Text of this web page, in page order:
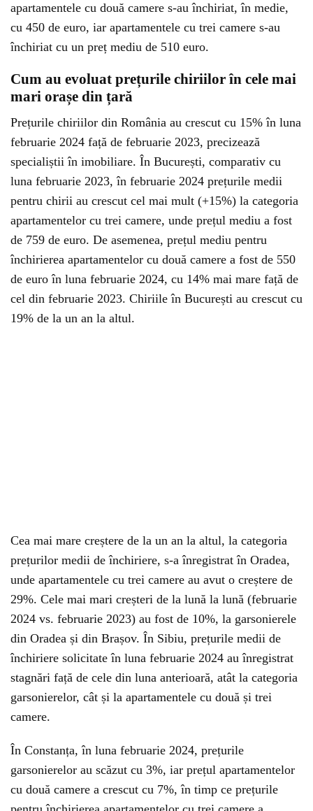
apartamentele cu două camere s-au închiriat, în medie,
cu 450 de euro, iar apartamentele cu trei camere s-au
închiriat cu un preț mediu de 510 euro.
Cum au evoluat prețurile chiriilor în cele mai
mari orașe din țară
Prețurile chiriilor din România au crescut cu 15% în luna
februarie 2024 față de februarie 2023, precizează
specialiștii în imobiliare. În București, comparativ cu
luna februarie 2023, în februarie 2024 prețurile medii
pentru chirii au crescut cel mai mult (+15%) la categoria
apartamentelor cu trei camere, unde prețul mediu a fost
de 759 de euro. De asemenea, prețul mediu pentru
închirierea apartamentelor cu două camere a fost de 550
de euro în luna februarie 2024, cu 14% mai mare față de
cel din februarie 2023. Chiriile în București au crescut cu
19% de la un an la altul.
Cea mai mare creștere de la un an la altul, la categoria
prețurilor medii de închiriere, s-a înregistrat în Oradea,
unde apartamentele cu trei camere au avut o creștere de
29%. Cele mai mari creșteri de la lună la lună (februarie
2024 vs. februarie 2023) au fost de 10%, la garsonierele
din Oradea și din Brașov. În Sibiu, prețurile medii de
închiriere solicitate în luna februarie 2024 au înregistrat
stagnări față de cele din luna anterioară, atât la categoria
garsonierelor, cât și la apartamentele cu două și trei
camere.
În Constanța, în luna februarie 2024, prețurile
garsonierelor au scăzut cu 3%, iar prețul apartamentelor
cu două camere a crescut cu 7%, în timp ce prețurile